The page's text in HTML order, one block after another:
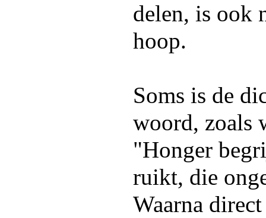
delen, is ook
hoop.
Soms is de
woord, zoals
"Honger
ruikt, die
Waarna